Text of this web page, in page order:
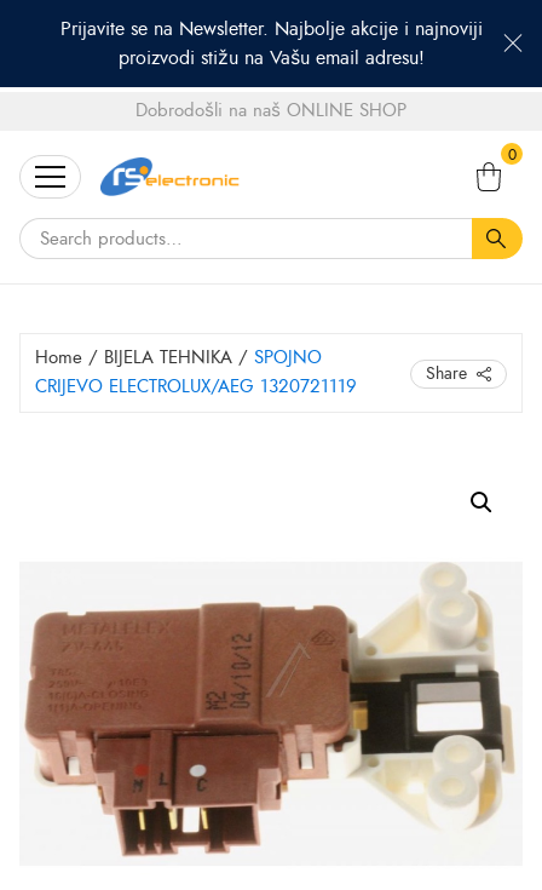
Prijavite se na Newsletter. Najbolje akcije i najnoviji
proizvodi stižu na Vašu email adresu!
Dobrodošli na naš ONLINE SHOP
for:
0
Home / BIJELA TEHNIKA / SPOJNO
CRIJEVO ELECTROLUX/AEG 1320721119
Share